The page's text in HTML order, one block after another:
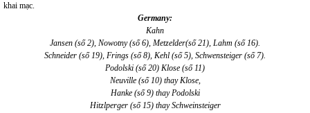
khai mạc.
Germany:
Kahn
Jansen (số 2), Nowotny (số 6), Metzelder(số 21), Lahm (số 16).
Schneider (số 19), Frings (số 8), Kehl (số 5), Schwensteiger (số 7).
Podolski (số 20) Klose (số 11)
Neuville (số 10) thay Klose,
Hanke (số 9) thay Podolski
Hitzlperger (số 15) thay Schweinsteiger